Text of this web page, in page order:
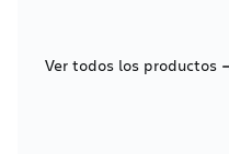
Ver todos los productos